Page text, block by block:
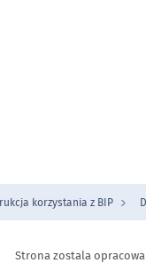
korzystania z BIP
Strona zostala